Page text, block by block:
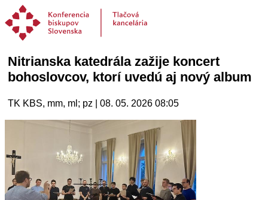
Nitrianska katedrála zažije koncert
bohoslovcov, ktorí uvedú aj nový album
TK KBS, mm, ml; pz | 08. 05. 2026 08:05